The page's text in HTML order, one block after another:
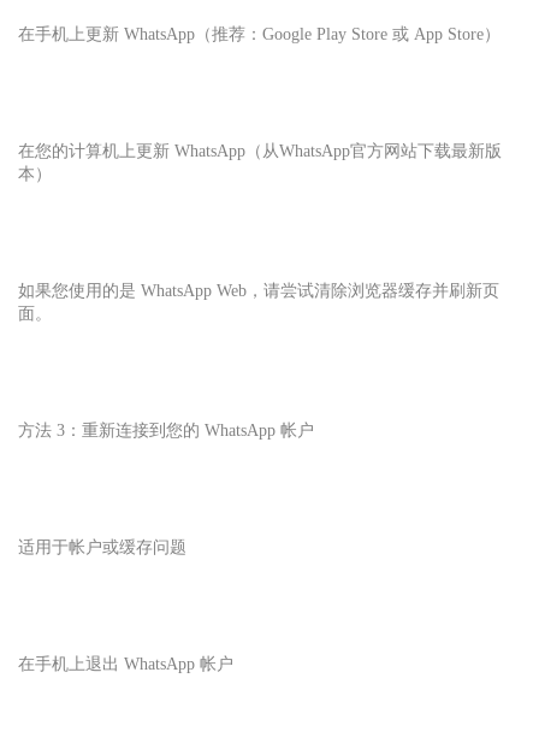
在手机上更新 WhatsApp（推荐：Google Play Store 或 App Store）
在您的计算机上更新 WhatsApp（从WhatsApp官方网站下载最新版
本）
如果您使用的是 WhatsApp Web，请尝试清除浏览器缓存并刷新页
面。
方法 3：重新连接到您的 WhatsApp 帐户
适用于帐户或缓存问题
在手机上退出 WhatsApp 帐户